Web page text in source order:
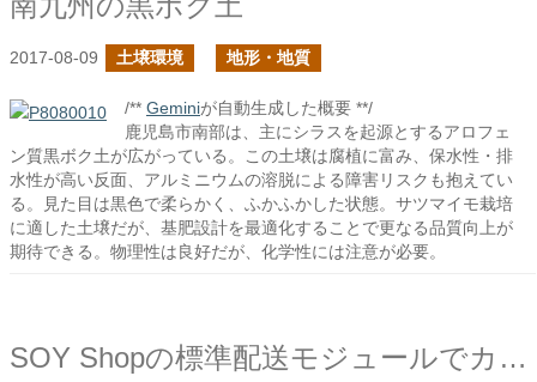
2017-08-09 土壌環境 地形・地質
/** Geminiが自動生成した概要 **/
鹿児島市南部は、主にシラスを起源とするアロフェ
ン質黒ボク土が広がっている。この土壌は腐植に富み、保水性・排
水性が高い反面、アルミニウムの溶脱による障害リスクも抱えてい
る。見た目は黒色で柔らかく、ふかふかした状態。サツマイモ栽培
に適した土壌だが、基肥設計を最適化することで更なる品質向上が
期待できる。物理性は良好だが、化学性には注意が必要。
SOY Shopの標準配送モジュールでカレンダー形式でお届け日指定を追加しました